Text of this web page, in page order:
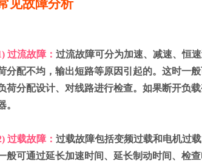
见故障分析
过流故障： 过流故障可分为加速、减速、恒
分配不均，输出短路等原因引起的。这时一
荷分配设计、对线路进行检查。如果断开负
。
过载故障： 过载故障包括变频过载和电机过
般可通过延长加速时间、延长制动时间、检